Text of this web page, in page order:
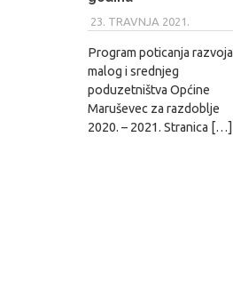
23. TRAVNJA 2021.
Program poticanja razvoja
malog i srednjeg
poduzetništva Općine
Maruševec za razdoblje
2020. – 2021. Stranica […]